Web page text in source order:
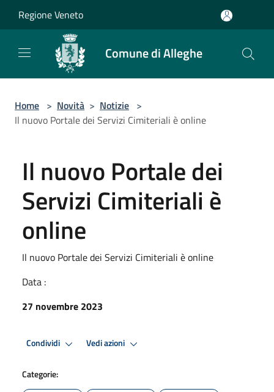
Regione Veneto
Comune di Alleghe
Home > Novità > Notizie >
Il nuovo Portale dei Servizi Cimiteriali è online
Il nuovo Portale dei
Servizi Cimiteriali è
online
Il nuovo Portale dei Servizi Cimiteriali è online
Data :
27 novembre 2023
Condividi Vedi azioni
Categorie: